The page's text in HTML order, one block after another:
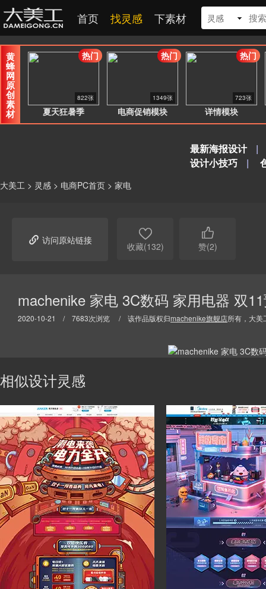
首页 找灵感 下素材 灵感
黄
蜂
网
原
创
素
材 夏天狂暑季
822张
热门
电商促销模块
1349张
热门
详情模块
723张
热门
最新海报设计
|
设计小技巧
|
大美工 > 灵感 > 电商PC首页 > 家电
 访问原站链接 
收藏(132)

赞(2)
machenike 家电 3C数码 家用电器 双
2020-10-21 / 7683次浏览 / 该作品版权归machenike旗舰店所有，大美
相似设计灵感